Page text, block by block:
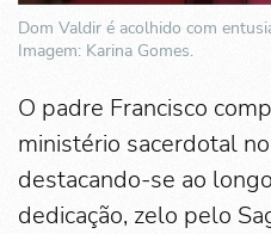
Dom Valdir é acolhido com
Imagem: Karina Gomes.
O padre Francisco
ministério sacerdotal
destacando-se ao
dedicação, zelo pelo